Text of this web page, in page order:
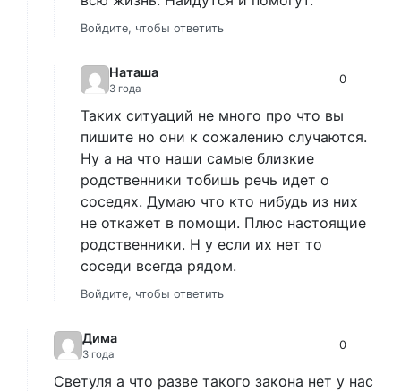
Войдите, чтобы ответить
Наташа
3 года
0
Таких ситуаций не много про что вы
пишите но они к сожалению случаются.
Ну а на что наши самые близкие
родственники тобишь речь идет о
соседях. Думаю что кто нибудь из них
не откажет в помощи. Плюс настоящие
родственники. Н у если их нет то
соседи всегда рядом.
Войдите, чтобы ответить
Дима
3 года
0
Светуля а что разве такого закона нет у нас